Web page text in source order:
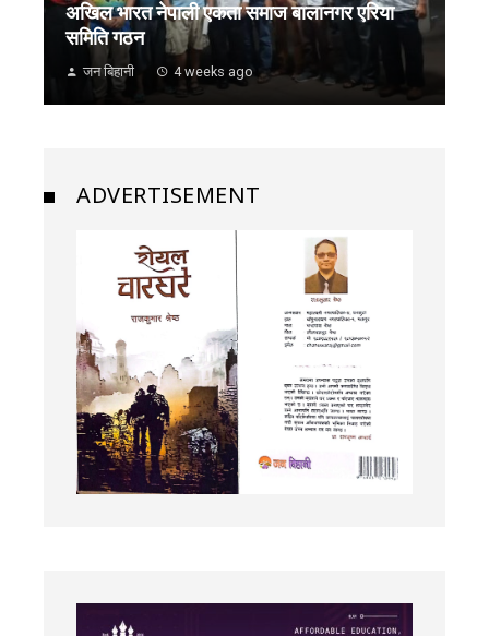
अखिल भारत नेपाली एकता समाज बालानगर एरिया
समिति गठन
जन बिहानी 4 weeks ago
ADVERTISEMENT